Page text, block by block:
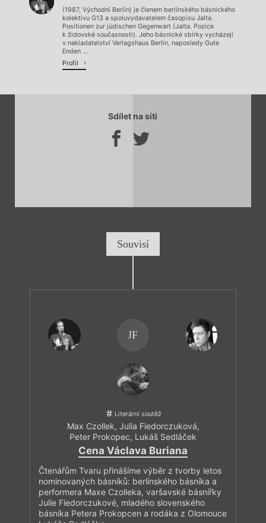
(1987, Východní Berlín) je členem berlínského básnického
kolektivu G13 a spoluvydavatelem časopisu Jalta.
Positionen zur jüdischen Gegenwart (Jalta. Pozice
k židovské současnosti). Jeho básnické sbírky vycházejí
v nakladatelství Verlagshaus Berlin, naposledy Gute
Enden ...
Profil
Sdílet na síti
Souvisí
JF
Literární soutěž
Max Czollek, Julia Fiedorczuková,
Peter Prokopec, Lukáš Sedláček
Cena Václava Buriana
Čtenářům Tvaru přinášíme výběr z tvorby letos
nominovaných básníků: berlínského básníka a
performera Maxe Czolleka, varšavské básnířky
Julie Fiedorczukové, mladého slovenského
básníka Petera Prokopcen a rodáka z Olomouce